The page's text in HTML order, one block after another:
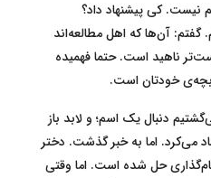
کی پیشنهاد داد؟
گفتم: آن‌ها که اهل مطالعه‌اند
ناهید است. حتما فهمیده
خودتان است.
دنبال یک اسم؛ و لابد باز
می‌کرد. اما به خبر گذشت. دختر
حل شده است. اما وقتی